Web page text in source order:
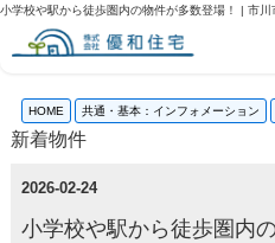
小学校や駅から徒歩圏内の物件が多数登場！ | 市
HOME 共通・基本：インフォメーション
新着物件
2026-02-24
小学校や駅から徒歩圏内